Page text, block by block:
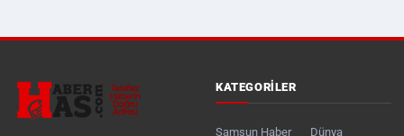
KATEGORILER
Samsun Haber Dünya